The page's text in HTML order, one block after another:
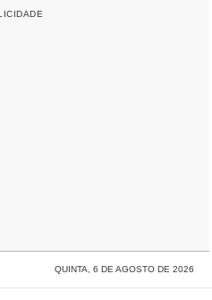
QUINTA, 6 DE AGOSTO DE 2026